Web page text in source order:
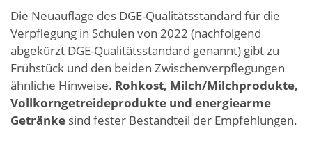
Die Neuauflage des DGE-Qualitätsstandard für die
Verpflegung in Schulen von 2022 (nachfolgend
abgekürzt DGE-Qualitätsstandard genannt) gibt zu
Frühstück und den beiden Zwischenverpflegungen
ähnliche Hinweise. Rohkost, Milch/Milchprodukte,
Vollkorngetreideprodukte und energiearme
Getränke sind fester Bestandteil der Empfehlungen.